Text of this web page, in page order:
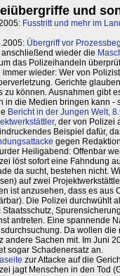
und
Fusstritt und mehr im
Übergriff vor
wieder die
das Polizeihandeln
immer wieder: Wer von
Gerichte
zu können. Ausnahmen gibt
in die Medien bringen kann -
Bericht in der Jungen Welt,
, der von Polizei
Beispiel dafür,
gegen
Heiligabend: Offenbar
löst sofort eine Fahndung
da sucht, bestehen nicht.
auf zwei
ist anzusehen, dass es aus
Die Polizei durchwühlt
Staatsschutz,
antreten. Eine spannende
Da wollen
andere Sachen mit. Im Juni
sogar Schadenersatz an.
zur Attacke auf die
jagt Menschen in den Tod